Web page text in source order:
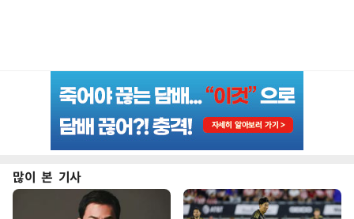
많이 본 기사